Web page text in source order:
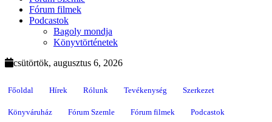
Fórum filmek
Podcastok
Bagoly mondja
Könyvtörténetek
csütörtök, augusztus 6, 2026
Főoldal Hírek Rólunk Tevékenység Szerkezet
Könyváruház Fórum Szemle Fórum filmek Podcastok